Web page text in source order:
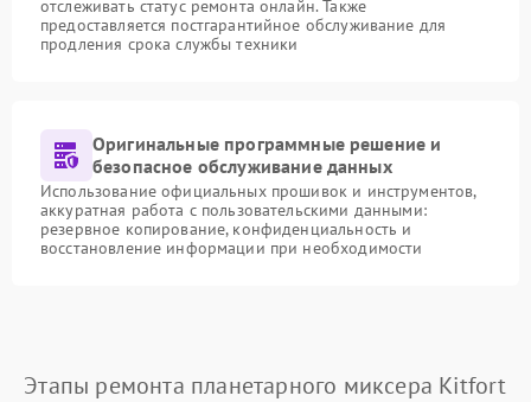
отслеживать статус ремонта онлайн. Также
предоставляется постгарантийное обслуживание для
продления срока службы техники
Оригинальные программные решение и
безопасное обслуживание данных
Использование официальных прошивок и инструментов,
аккуратная работа с пользовательскими данными:
резервное копирование, конфиденциальность и
восстановление информации при необходимости
Этапы ремонта планетарного миксера Kitfort